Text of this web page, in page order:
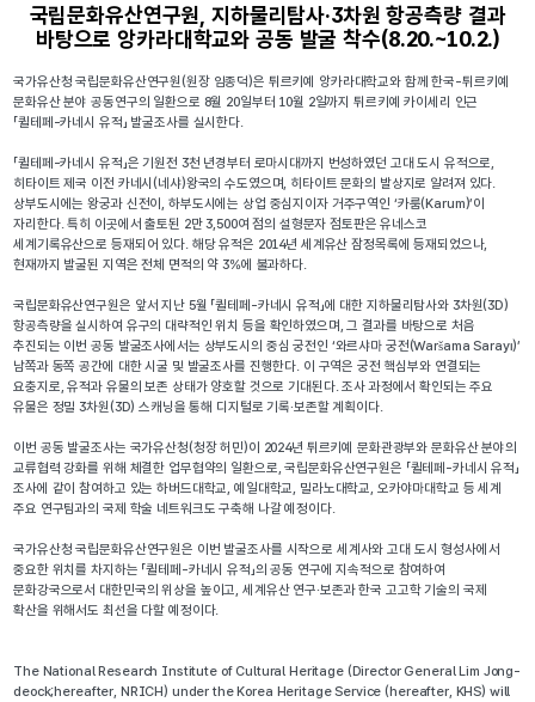
국립문화유산연구원, 지하물리탐사·3차원 항공측량 결과
바탕으로 앙카라대학교와 공동 발굴 착수(8.20.~10.2.)
국가유산청 국립문화유산연구원(원장 임종덕)은 튀르키예 앙카라대학교와 함께 한국-튀르키예
문화유산 분야 공동연구의 일환으로 8월 20일부터 10월 2일까지 튀르키예 카이세리 인근
「퀼테페-카네시 유적」 발굴조사를 실시한다.
「퀼테페-카네시 유적」은 기원전 3천 년경부터 로마시대까지 번성하였던 고대 도시 유적으로,
히타이트 제국 이전 카네시(네샤)왕국의 수도였으며, 히타이트 문화의 발상지로 알려져 있다.
상부도시에는 왕궁과 신전이, 하부도시에는 상업 중심지이자 거주구역인 ‘카룸(Karum)’이
자리한다. 특히 이곳에서 출토된 2만 3,500여 점의 설형문자 점토판은 유네스코
세계기록유산으로 등재되어 있다. 해당 유적은 2014년 세계유산 잠정목록에 등재되었으나,
현재까지 발굴된 지역은 전체 면적의 약 3%에 불과하다.
국립문화유산연구원은 앞서 지난 5월 「퀼테페-카네시 유적」에 대한 지하물리탐사와 3차원(3D)
항공측량을 실시하여 유구의 대략적인 위치 등을 확인하였으며, 그 결과를 바탕으로 처음
추진되는 이번 공동 발굴조사에서는 상부도시의 중심 궁전인 ‘와르샤마 궁전(Waršama Sarayı)’
남쪽과 동쪽 공간에 대한 시굴 및 발굴조사를 진행한다. 이 구역은 궁전 핵심부와 연결되는
요충지로, 유적과 유물의 보존 상태가 양호할 것으로 기대된다. 조사 과정에서 확인되는 주요
유물은 정밀 3차원(3D) 스캐닝을 통해 디지털로 기록·보존할 계획이다.
이번 공동 발굴조사는 국가유산청(청장 허민)이 2024년 튀르키예 문화관광부와 문화유산 분야의
교류협력 강화를 위해 체결한 업무협약의 일환으로, 국립문화유산연구원은 「퀼테페-카네시 유적」
조사에 같이 참여하고 있는 하버드대학교, 예일대학교, 밀라노대학교, 오카야마대학교 등 세계
주요 연구팀과의 국제 학술 네트워크도 구축해 나갈 예정이다.
국가유산청 국립문화유산연구원은 이번 발굴조사를 시작으로 세계사와 고대 도시 형성사에서
중요한 위치를 차지하는 「퀼테페-카네시 유적」의 공동 연구에 지속적으로 참여하여
문화강국으로서 대한민국의 위상을 높이고, 세계유산 연구·보존과 한국 고고학 기술의 국제
확산을 위해서도 최선을 다할 예정이다.
The National Research Institute of Cultural Heritage (Director General Lim Jong-
deock;hereafter, NRICH) under the Korea Heritage Service (hereafter, KHS) will